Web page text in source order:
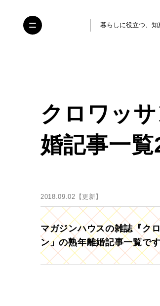
暮らしに役立つ、知
クロワッ
婚記事一覧
2018.09.02【更新】
マガジンハウスの雑誌『ク
ン」の熟年離婚記事一覧で